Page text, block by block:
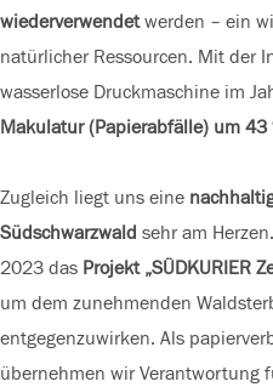
wiederverwendetwerden – ein
natürlicher Ressourcen. Mit der
wasserlose Druckmaschine im
Makulatur (Papierabfälle) um 43
Zugleich liegt uns eine
Südschwarzwald sehr am
2023 das Projekt „SÜDKURIER
um dem zunehmenden
entgegenzuwirken. Als
übernehmen wir Verantwortung